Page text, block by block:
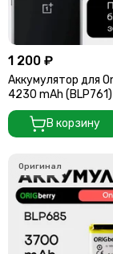
1 200 ₽
Аккумулятор для
4230 mAh (BLP761)
В корзину